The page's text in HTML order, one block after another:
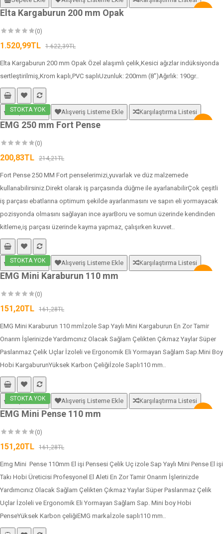
Elta Kargaburun 200 mm Opak
(0)
1.520,99TL 1.622,39TL
Elta Kargaburun 200 mm Opak Özel alaşımlı çelik,Kesici ağızlar indüksiyonda
sertleştirilmiş,Krom kaplı,PVC saplıUzunluk: 200mm (8")Ağırlık: 190gr..
STOKTA YOK
Sepete Ekle Alışveriş Listeme Ekle Karşılaştırma Listesi
EMG 250 mm Fort Pense
(0)
200,83TL 214,21TL
Fort Pense 250 MM Fort penselerimizi,yuvarlak ve düz malzemede
kullanabilirsiniz.Direkt olarak iş parçasında düğme ile ayarlanabilirÇok çeşitli
iş parçası ebatlarına optimum şekilde ayarlanmasını ve sapın eli yormayacak
pozisyonda olmasını sağlayan ince ayarBoru ve somun üzerinde kendinden
kitleme,iş parçası üzerinde kayma yapmaz, çalışırken kuvvet..
STOKTA YOK
Sepete Ekle Alışveriş Listeme Ekle Karşılaştırma Listesi
EMG Mini Karaburun 110 mm
(0)
151,20TL 161,28TL
EMG Mini Karaburun 110 mmİzole Sap Yaylı Mini Kargaburun En Zor Tamir
Onarım İşlerinizde Yardımcınız Olacak Sağlam Çelikten Çıkmaz Yaylar Süper
Paslanmaz Çelik Uçlar İzoleli ve Ergonomik Eli Yormayan Sağlam Sap.Mini Boy
Hobi KargaburunYüksek Karbon Çeliğiİzole Saplı110 mm..
STOKTA YOK
Sepete Ekle Alışveriş Listeme Ekle Karşılaştırma Listesi
EMG Mini Pense 110 mm
(0)
151,20TL 161,28TL
Emg Mini Pense 110mm El işi Pensesi Çelik Uç izole Sap Yaylı Mini Pense El işi
Takı Hobi Üreticisi Profesyonel El Aleti En Zor Tamir Onarım İşlerinizde
Yardımcınız Olacak Sağlam Çelikten Çıkmaz Yaylar Süper Paslanmaz Çelik
Uçlar İzoleli ve Ergonomik Eli Yormayan Sağlam Sap. Mini boy Hobi
PenseYüksek Karbon çeliğiEMG markaİzole saplı110 mm..